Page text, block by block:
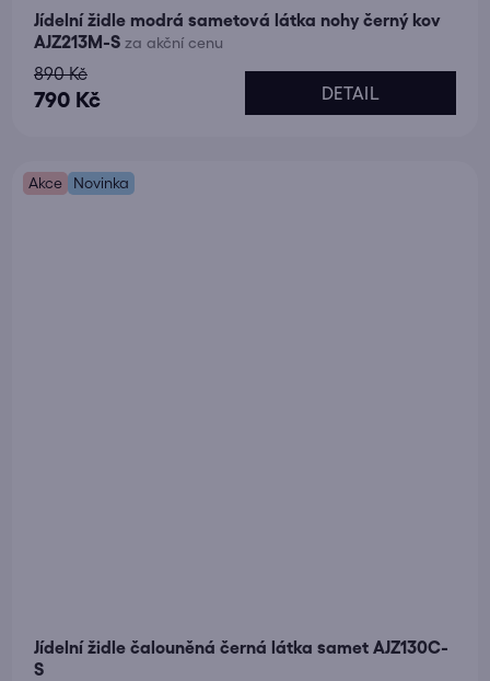
Jídelní židle modrá sametová látka nohy černý kov
AJZ213M-S za akční cenu
790 Kč
890 Kč
DETAIL
Akce Novinka
Jídelní židle čalouněná černá látka samet AJZ130C-
S